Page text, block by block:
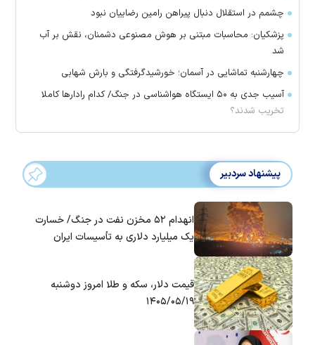
چشمم در استقلال دنبال پیراهن رامین رضاییان نبود
پزشکیان: محاسبات مبتنی بر هوش مصنوعی دشمنان، نقش بر آب
شد
چهارشنبه تماشایی در آسمان؛ خورشیدگرفتگی و بارش شهابی
آسیب جدی به ۵۰ ایستگاه هواشناسی در جنگ/ کدام رادار‌ها کاملا
تخریب شدند؟
پیشنهاد سردبیر
انهدام ۵۲ مخزن نفت در جنگ/ خسارت
یک میلیارد دلاری به تأسیسات ایران
قیمت دلار، سکه و طلا امروز دوشنبه
۱۴۰۵/۰۵/۱۹